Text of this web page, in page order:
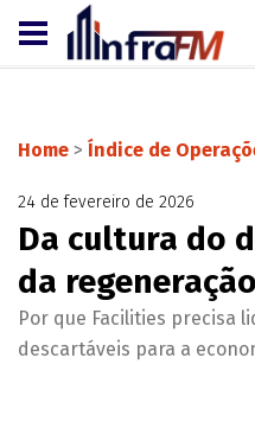
Home > Índice de
24 de fevereiro de 2026
Da cultura do
da regeneração
Por que Facilities precisa
descartáveis para a